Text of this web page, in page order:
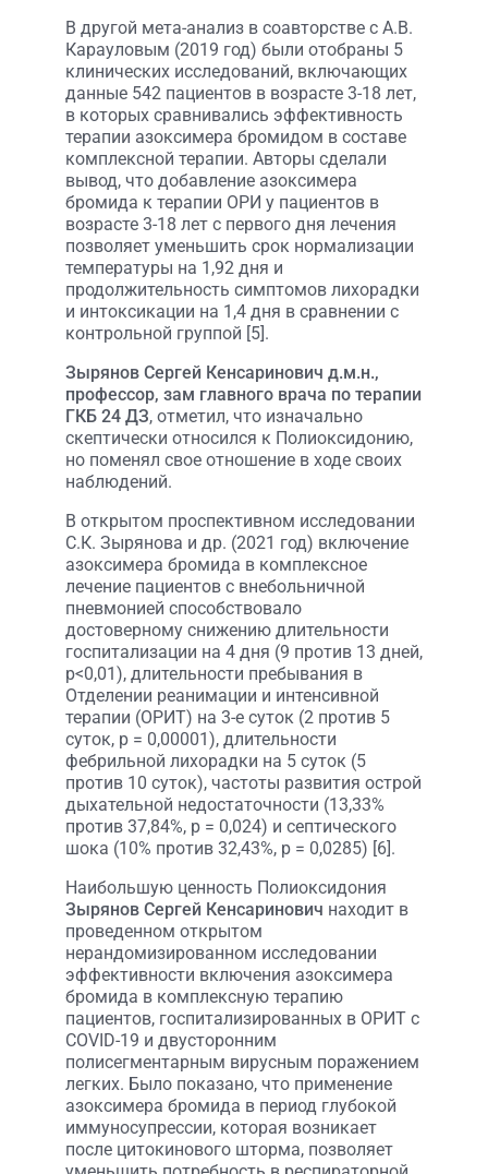
В другой мета-анализ в соавторстве с А.В.
Карауловым (2019 год) были отобраны 5
клинических исследований, включающих
данные 542 пациентов в возрасте 3-18 лет,
в которых сравнивались эффективность
терапии азоксимера бромидом в составе
комплексной терапии. Авторы сделали
вывод, что добавление азоксимера
бромида к терапии ОРИ у пациентов в
возрасте 3-18 лет с первого дня лечения
позволяет уменьшить срок нормализации
температуры на 1,92 дня и
продолжительность симптомов лихорадки
и интоксикации на 1,4 дня в сравнении с
контрольной группой [5].
Зырянов Сергей Кенсаринович д.м.н.,
профессор, зам главного врача по терапии
ГКБ 24 ДЗ, отметил, что изначально
скептически относился к Полиоксидонию,
но поменял свое отношение в ходе своих
наблюдений.
В открытом проспективном исследовании
С.К. Зырянова и др. (2021 год) включение
азоксимера бромида в комплексное
лечение пациентов с внебольничной
пневмонией способствовало
достоверному снижению длительности
госпитализации на 4 дня (9 против 13 дней,
p<0,01), длительности пребывания в
Отделении реанимации и интенсивной
терапии (ОРИТ) на 3-е суток (2 против 5
суток, р = 0,00001), длительности
фебрильной лихорадки на 5 суток (5
против 10 суток), частоты развития острой
дыхательной недостаточности (13,33%
против 37,84%, р = 0,024) и септического
шока (10% против 32,43%, р = 0,0285) [6].
Наибольшую ценность Полиоксидония
Зырянов Сергей Кенсаринович находит в
проведенном открытом
нерандомизированном исследовании
эффективности включения азоксимера
бромида в комплексную терапию
пациентов, госпитализированных в ОРИТ с
COVID-19 и двусторонним
полисегментарным вирусным поражением
легких. Было показано, что применение
азоксимера бромида в период глубокой
иммуносупрессии, которая возникает
после цитокинового шторма, позволяет